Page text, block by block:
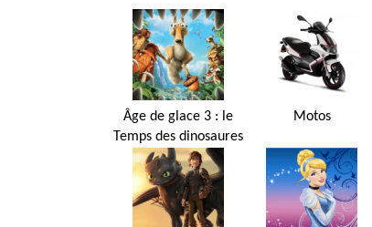
Âge de glace 3 : le
Temps des dinosaures
Motos